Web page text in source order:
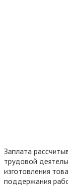
Заплата
трудовой
изготовления
поддержания